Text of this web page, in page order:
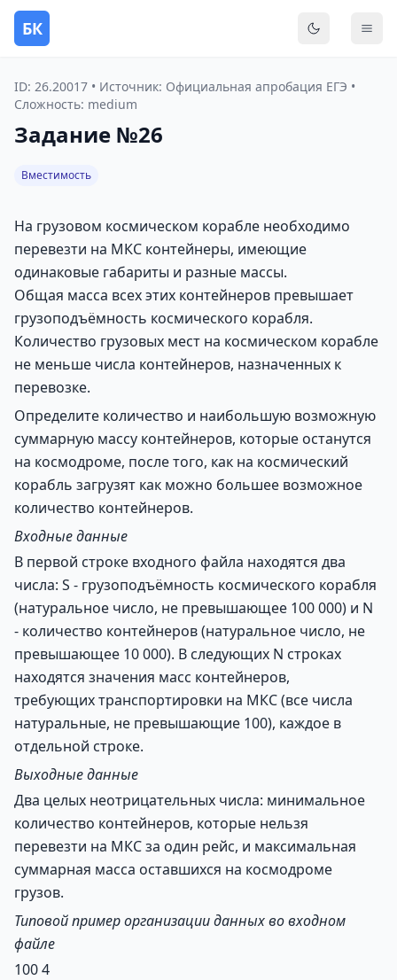
БК
ID: 26.20017 • Источник: Официальная апробация ЕГЭ •
Сложность: medium
Задание №26
Вместимость
На грузовом космическом корабле необходимо
перевезти на МКС контейнеры, имеющие
одинаковые габариты и разные массы.
Общая масса всех этих контейнеров превышает
грузоподъёмность космического корабля.
Количество грузовых мест на космическом корабле
не меньше числа контейнеров, назначенных к
перевозке.
Определите количество и наибольшую возможную
суммарную массу контейнеров, которые останутся
на космодроме, после того, как на космический
корабль загрузят как можно большее возможное
количество контейнеров.
Входные данные
В первой строке входного файла находятся два
числа: S - грузоподъёмность космического корабля
(натуральное число, не превышающее 100 000) и N
- количество контейнеров (натуральное число, не
превышающее 10 000). В следующих N строках
находятся значения масс контейнеров,
требующих транспортировки на МКС (все числа
натуральные, не превышающие 100), каждое в
отдельной строке.
Выходные данные
Два целых неотрицательных числа: минимальное
количество контейнеров, которые нельзя
перевезти на МКС за один рейс, и максимальная
суммарная масса оставшихся на космодроме
грузов.
Типовой пример организации данных во входном
файле
100 4